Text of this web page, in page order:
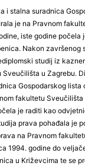
i stalna suradnica
je na Pravnom
iste godine počela
Nakon završenog
studij iz
Sveučilišta u Zagrebu.
Gospodarskog lista
fakultetu Sveučilišta
je raditi kao
prava pohađala je
na Pravnom
1994. godine do
u Križevcima te se